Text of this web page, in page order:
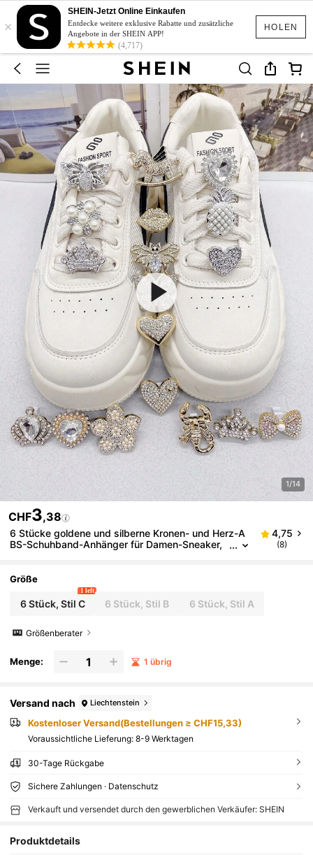
HOLEN
×
SHEIN-Jetzt Online Einkaufen
Entdecke weitere exklusive Rabatte und zusätzliche
Angebote in der SHEIN APP!
(4,717)
1/14
CHF3,38
6 Stücke goldene und silberne Kronen- und Herz-A
BS-Schuhband-Anhänger für Damen-Sneaker,
4,75
(8)
Größe
6 Stück, Stil C
1 left
6 Stück, Stil B 6 Stück, Stil A
Größenberater
Menge: 1 übrig
Versand nach Liechtenstein
Kostenloser Versand(Bestellungen ≥ CHF15,33)
Voraussichtliche Lieferung: 8-9 Werktagen
30-Tage Rückgabe
Sichere Zahlungen · Datenschutz
Verkauft und versendet durch den gewerblichen Verkäufer: SHEIN
Produktdetails